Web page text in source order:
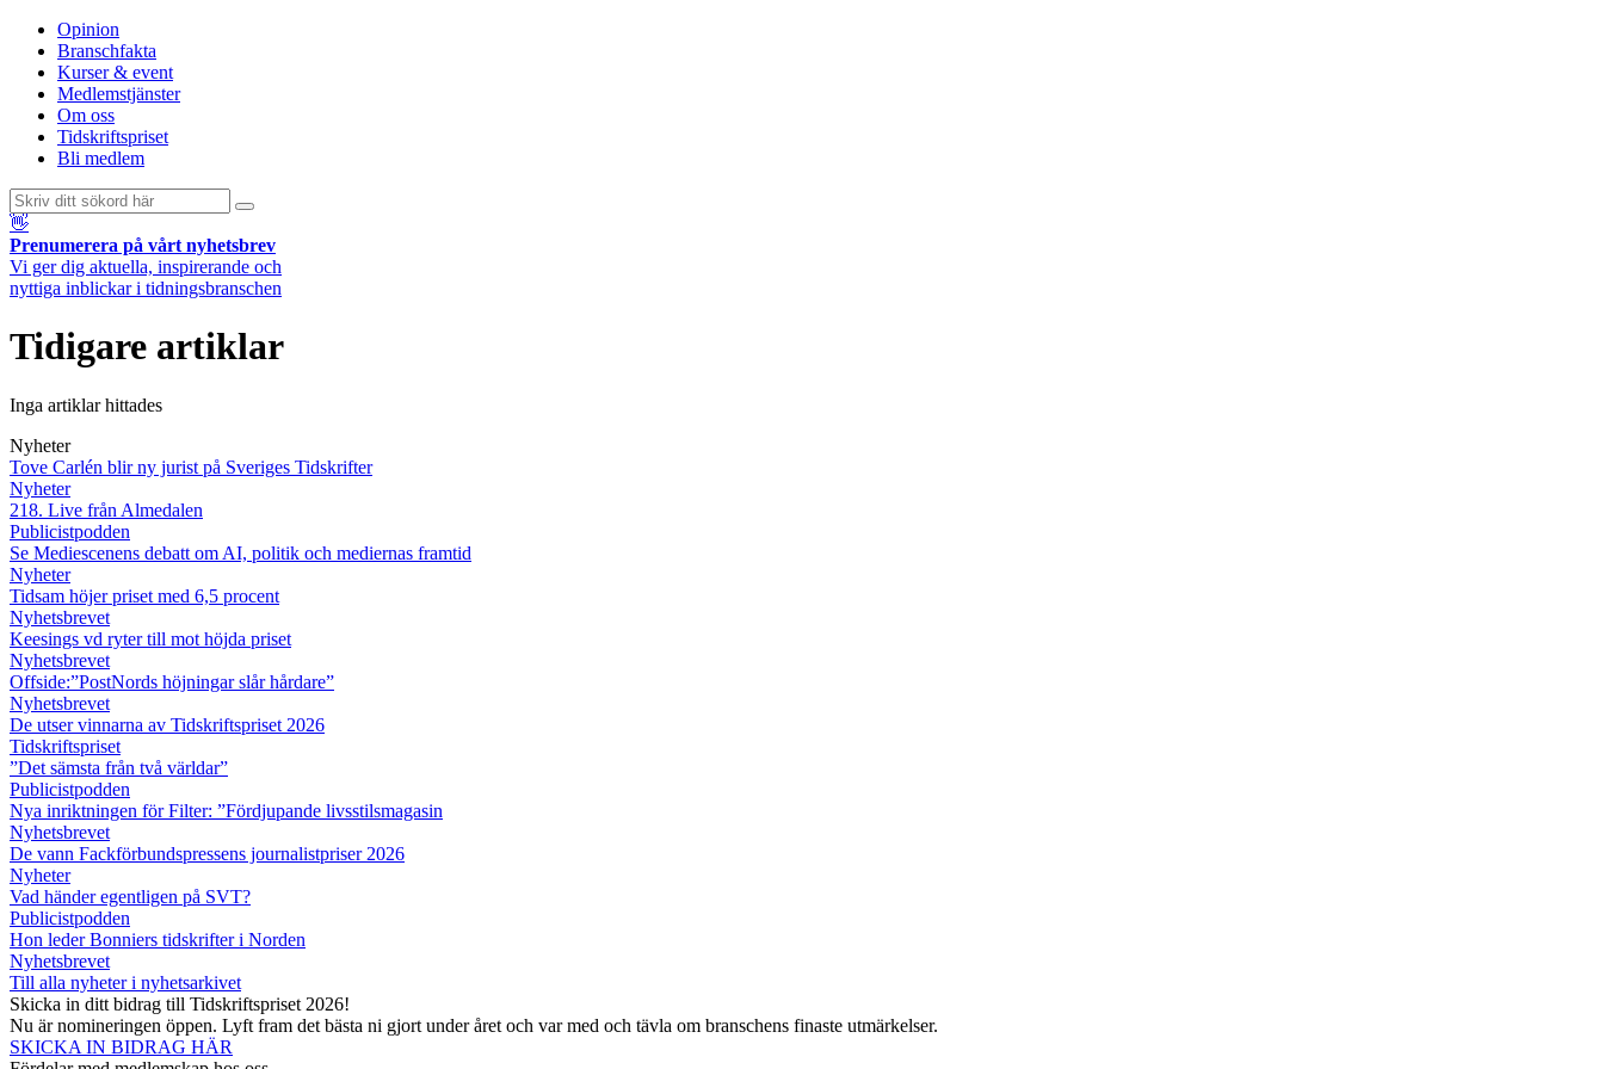
Opinion
Branschfakta
Kurser & event
Medlemstjänster
Om oss
Tidskriftspriset
Bli medlem
👋
Prenumerera på vårt nyhetsbrev
Vi ger dig aktuella, inspirerande och
nyttiga inblickar i tidningsbranschen
Tidigare artiklar
Inga artiklar hittades
Nyheter
Tove Carlén blir ny jurist på Sveriges Tidskrifter
Nyheter
218. Live från Almedalen
Publicistpodden
Se Mediescenens debatt om AI, politik och mediernas framtid
Nyheter
Tidsam höjer priset med 6,5 procent
Nyhetsbrevet
Keesings vd ryter till mot höjda priset
Nyhetsbrevet
Offside:”PostNords höjningar slår hårdare”
Nyhetsbrevet
De utser vinnarna av Tidskriftspriset 2026
Tidskriftspriset
”Det sämsta från två världar”
Publicistpodden
Nya inriktningen för Filter: ”Fördjupande livsstilsmagasin
Nyhetsbrevet
De vann Fackförbundspressens journalistpriser 2026
Nyheter
Vad händer egentligen på SVT?
Publicistpodden
Hon leder Bonniers tidskrifter i Norden
Nyhetsbrevet
Till alla nyheter i nyhetsarkivet
Skicka in ditt bidrag till Tidskriftspriset 2026!
Nu är nomineringen öppen. Lyft fram det bästa ni gjort under året och var med och tävla om branschens finaste utmärkelser.
SKICKA IN BIDRAG HÄR